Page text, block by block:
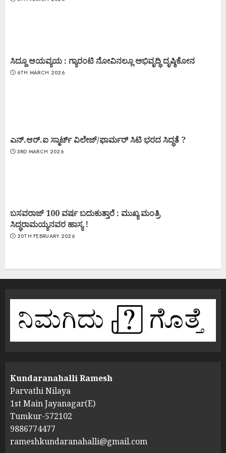
ಸಿದ್ದೂ ಆಯವ್ಯಯ : ಗ್ಯಾರಂಟಿ ನೋವಿನಲ್ಲೂ ಅಭಿವೃದ್ಧಿ ದೃಷ್ಠಿಕೋನ
6TH MARCH 2026
ಎನ್.ಆರ್.ಐ ಸ್ಮಾರ್ಟ್ ವಿಲೇಜ್/ಫಾರ್ಮರ್ ಸಿಟಿ ಭರದ ಸಿದ್ಧತೆ ?
3RD MARCH 2026
ಬಸವರಾಜ್ 100 ವರ್ಷ ಬದುಕುತ್ತಾರೆ : ಮುಖ್ಯ ಮಂತ್ರಿ
ಸಿದ್ಧರಾಮಯ್ಯನವರ ಹಾಸ್ಯ !
20TH FEBRUARY 2026
Kundaranahalli Ramesh
Parvathi Nilaya
1st Main Jayanagar(E)
Tumkur-572102
9886774477
rameshkundaranahalli@gmail.com